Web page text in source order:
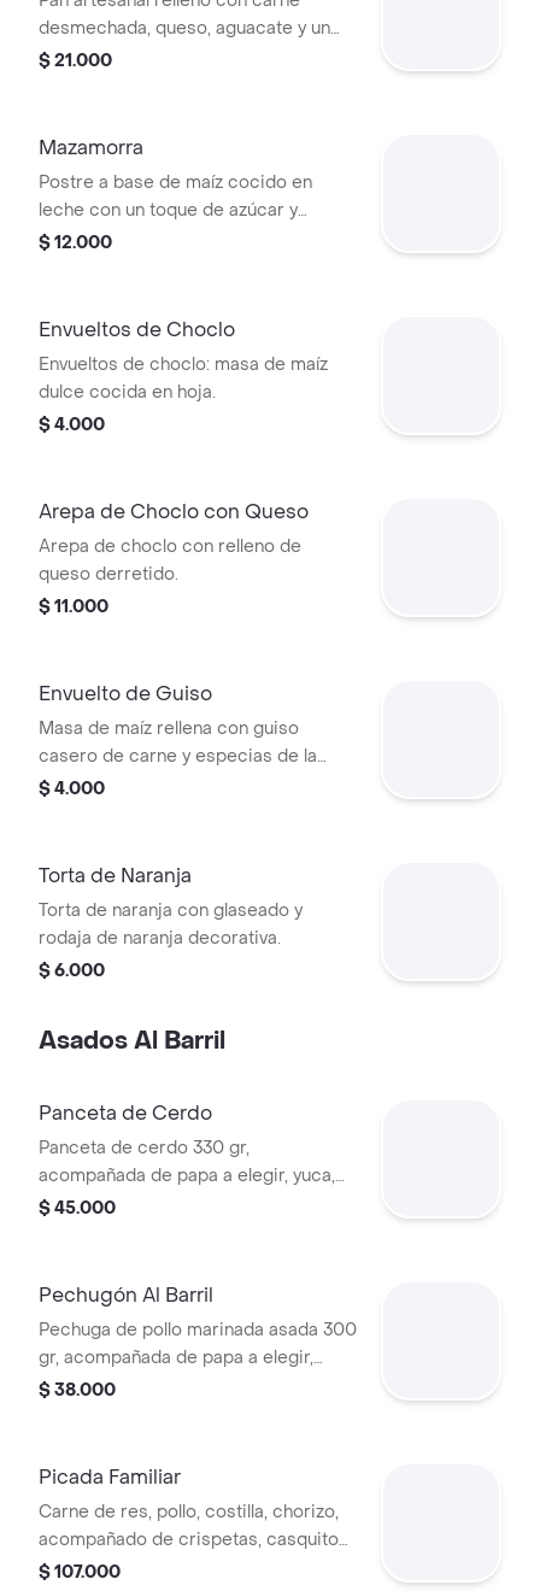
desmechada, queso, aguacate y un
toque de ají casero.
$ 21.000
Mazamorra
Postre a base de maíz cocido en
leche con un toque de azúcar y
canela, porción personal.
$ 12.000
Envueltos de Choclo
Envueltos de choclo: masa de maíz
dulce cocida en hoja.
$ 4.000
Arepa de Choclo con Queso
Arepa de choclo con relleno de
queso derretido.
$ 11.000
Envuelto de Guiso
Masa de maíz rellena con guiso
casero de carne y especias de la
casa, envuelta en hoja y cocida al
$ 4.000
Torta de Naranja
Torta de naranja con glaseado y
rodaja de naranja decorativa.
$ 6.000
Asados Al Barril
Panceta de Cerdo
Panceta de cerdo 330 gr,
acompañada de papa a elegir, yuca,
maduro, guacamole y ají.
$ 45.000
Pechugón Al Barril
Pechuga de pollo marinada asada 300
gr, acompañada de papa a elegir,
yuca, maduro, guacamole y ají.
$ 38.000
Picada Familiar
Carne de res, pollo, costilla, chorizo,
acompañado de crispetas, casquito
de papa, yuca, plátano maduro, arepa,
$ 107.000